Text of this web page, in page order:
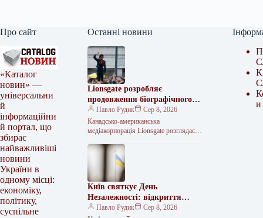
Про сайт
«Каталог
новин» —
універсальни
й
інформаційни
й портал, що
збирає
найважливіші
новини
України в
одному місці:
економіку,
політику,
суспільне
Останні новини
Lionsgate розробляє
продовження біографічного
фільму про Майкла Джексона
Павло Рудик
Сер 8, 2026
Канадсько-американська
медіакорпорація Lionsgate розглядає
біографічної драми «Майкл» про
життя та творчість Майкла Джексона.
У компанії сподіваються розпочати…
Київ святкує День
Незалежності: відкриття
культурно-мистецького
Павло Рудик
Сер 8, 2026
и